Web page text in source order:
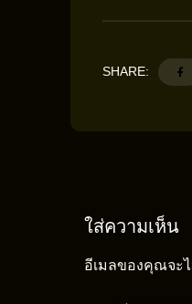
SHARE:
ใส่ความเห็น
อีเมลของคุณจะ